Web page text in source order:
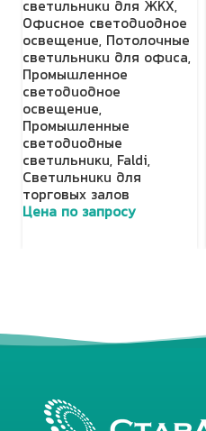
светильники для ЖКХ,
Офисное светодиодное
освещение, Потолочные
светильники для офиса,
Промышленное
светодиодное
освещение,
Промышленные
светодиодные
светильники, Faldi,
Светильники для
торговых залов
Цена по запросу